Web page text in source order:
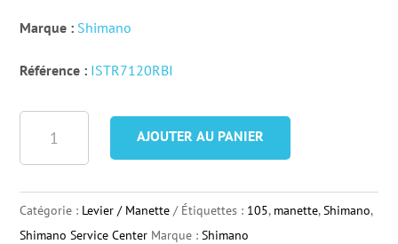
Marque : Shimano
Référence : ISTR7120RBI
Droite
Shimano
AJOUTER AU PANIER
Catégorie : Levier / Manette Étiquettes : 105, manette,Shimano,
Shimano Service Center Marque :Shimano